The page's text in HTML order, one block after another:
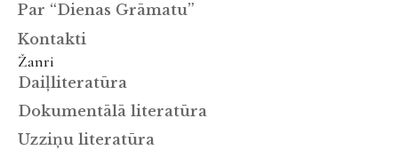
Par “Dienas Grāmatu”
Kontakti
Žanri
Daiļliteratūra
Dokumentālā literatūra
Uzziņu literatūra